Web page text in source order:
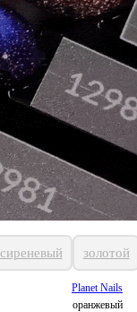
сиреневый золотой
Planet Nails
оранжевый